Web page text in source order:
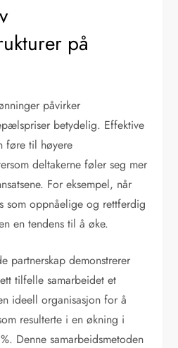
på
påvirker
betydelig. Effektive
føre til høyere
deltakerne føler seg mer
For eksempel, når
som oppnåelige og rettferdig
en tendens til å øke.
partnerskap demonstrerer
tilfelle samarbeidet et
ideell organisasjon for å
resulterte i en økning i
Denne samarbeidsmetoden